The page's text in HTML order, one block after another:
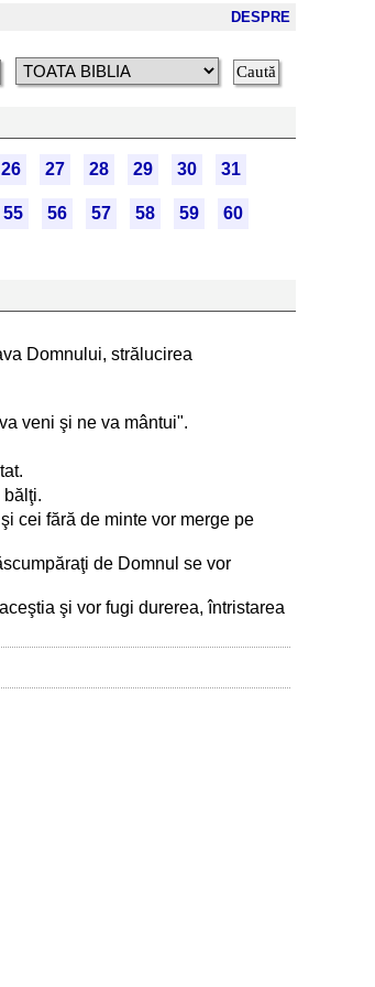
DESPRE
26 27 28 29 30 31
55 56 57 58 59 60
Domnului, strălucirea
veni şi ne va mântui".
bălţi.
cei fără de minte vor merge pe
de Domnul se vor
şi vor fugi durerea, întristarea